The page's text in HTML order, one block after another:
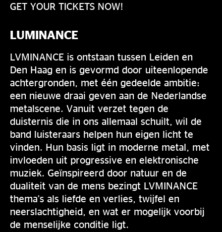
GET YOUR TICKETS NOW!
LUMINANCE
LVMINANCE is ontstaan tussen Leiden en
Den Haag en is gevormd door uiteenlopende
achtergronden, met één gedeelde ambitie:
een nieuwe draai geven aan de Nederlandse
metalscene. Vanuit verzet tegen de
duisternis die in ons allemaal schuilt, wil de
band luisteraars helpen hun eigen licht te
vinden. Hun basis ligt in moderne metal, met
invloeden uit progressive en elektronische
muziek. Geïnspireerd door natuur en de
dualiteit van de mens bezingt LVMINANCE
thema’s als liefde en verlies, twijfel en
neerslachtigheid, en wat er mogelijk voorbij
de menselijke conditie ligt.